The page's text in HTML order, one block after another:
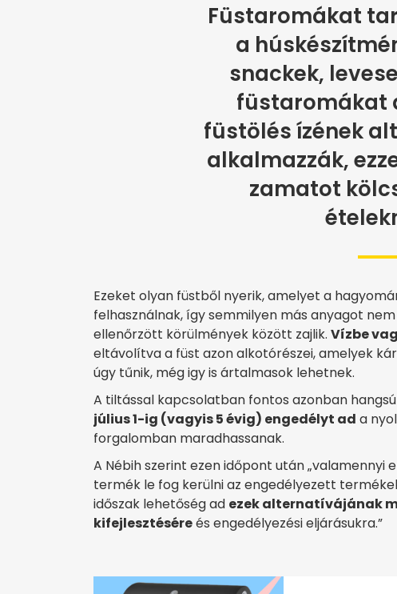
Füstaromákat
a
snackek,
füstaromákat
füstölés ízének
alkalmazzák,
zamatot
Ezeket olyan füstből nyerik, amelyet a
felhasználnak, így semmilyen más anyagot
ellenőrzött körülmények között zajlik. Vízbe
eltávolítva a füst azon alkotórészei, amelyek
úgy tűnik, még igy is ártalmasok lehetnek.
A tiltással kapcsolatban fontos azonban
július 1-ig (vagyis 5 évig) engedélyt ad a
forgalomban maradhassanak.
A Nébih szerint ezen időpont után
termék le fog kerülni az engedélyezett
időszak lehetőség ad ezek alternatívájának
kifejlesztéséreés engedélyezési eljárásukra.”